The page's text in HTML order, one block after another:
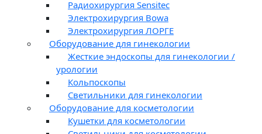
Радиохирургия Sensitec
Электрохирургия Bowa
Электрохирургия ЛОРГЕ
Оборудование для гинекологии
Жесткие эндоскопы для гинекологии /
урологии
Кольпоскопы
Светильники для гинекологии
Оборудование для косметологии
Кушетки для косметологии